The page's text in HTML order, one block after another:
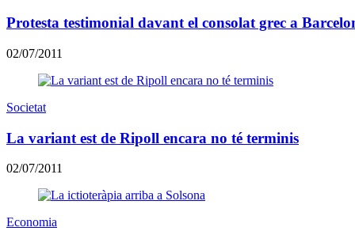
Protesta testimonial davant el consolat grec a
02/07/2011
Societat
La variant est de Ripoll encara no té terminis
02/07/2011
Economia